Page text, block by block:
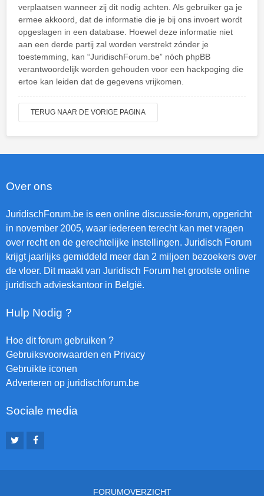
verplaatsen wanneer zij dit nodig achten. Als gebruiker ga je
ermee akkoord, dat de informatie die je bij ons invoert wordt
opgeslagen in een database. Hoewel deze informatie niet
aan een derde partij zal worden verstrekt zónder je
toestemming, kan “JuridischForum.be” nóch phpBB
verantwoordelijk worden gehouden voor een hackpoging die
ertoe kan leiden dat de gegevens vrijkomen.
TERUG NAAR DE VORIGE PAGINA
Over ons
JuridischForum.be is een online discussie-forum, opgericht
in november 2005, waar iedereen terecht kan met vragen
over recht en de gerechtelijke instellingen. Juridisch Forum
krijgt jaarlijks gemiddeld meer dan 2 miljoen bezoekers over
de vloer. Dit maakt van Juridisch Forum het grootste online
juridisch advieskantoor in België.
Hulp Nodig ?
Hoe dit forum gebruiken ?
Gebruiksvoorwaarden en Privacy
Gebruikte iconen
Adverteren op juridischforum.be
Sociale media
FORUMOVERZICHT